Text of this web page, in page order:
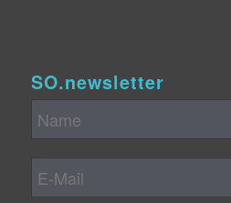
SO.newsletter